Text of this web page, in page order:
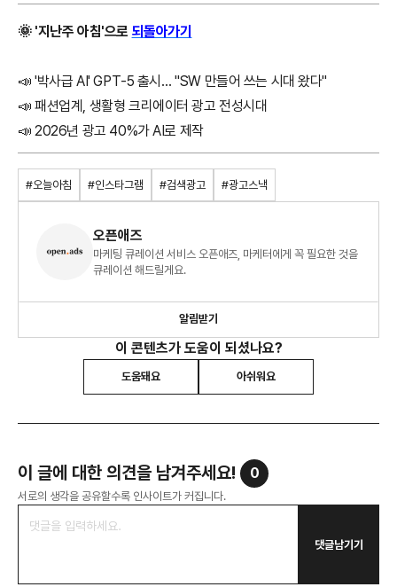
🌞 '지난주 아침'으로 되돌아가기
📣 '박사급 AI' GPT-5 출시… "SW 만들어 쓰는 시대 왔다"
📣패션업계, 생활형 크리에이터 광고 전성시대
📣2026년 광고 40%가 AI로 제작
#오늘아침 #인스타그램 #검색광고 #광고스낵
오픈애즈
마케팅 큐레이션 서비스 오픈애즈, 마케터에게 꼭 필요한 것을
큐레이션 해드릴게요.
알림받기
이 콘텐츠가 도움이 되셨나요?
도움돼요 아쉬워요
이 글에 대한 의견을 남겨주세요! 0
서로의 생각을 공유할수록 인사이트가 커집니다.
댓글남기기